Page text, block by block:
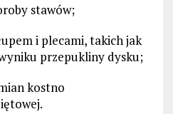
stawów;
i plecami, takich jak
przepukliny dysku;
kostno